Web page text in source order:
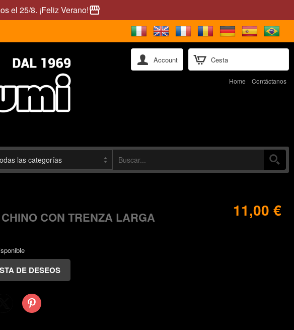
el 25/8. ¡Feliz Verano!storefront
Cesta
Account
Home Contáctanos
CON TRENZA LARGA 11,00 €
Pinterest